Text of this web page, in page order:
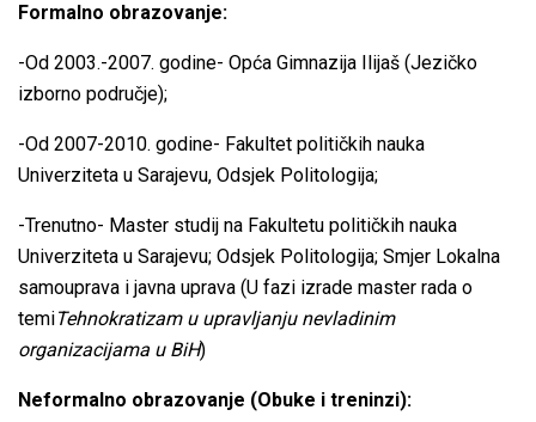
Formalno obrazovanje:
-Od 2003.-2007. godine- Opća Gimnazija Ilijaš (Jezičko
izborno područje);
-Od 2007-2010. godine- Fakultet političkih nauka
Univerziteta u Sarajevu, Odsjek Politologija;
-Trenutno- Master studij na Fakultetu političkih nauka
Univerziteta u Sarajevu; Odsjek Politologija; Smjer Lokalna
samouprava i javna uprava (U fazi izrade master rada o
temiTehnokratizam u upravljanju nevladinim
organizacijama u BiH)
Neformalno obrazovanje (Obuke i treninzi):